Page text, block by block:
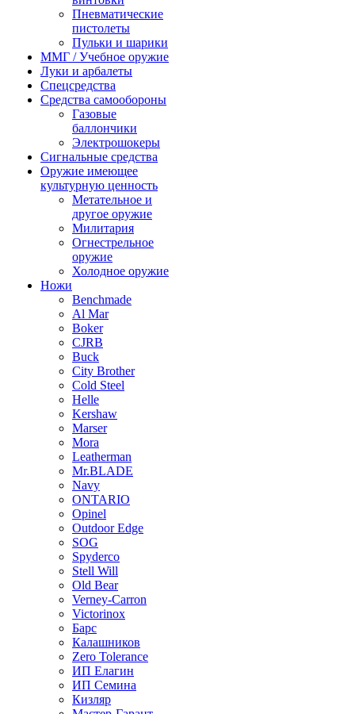
Пневматические
пистолеты
Пульки и шарики
ММГ / Учебное оружие
Луки и арбалеты
Спецсредства
Средства самообороны
Газовые
баллончики
Электрошокеры
Сигнальные средства
Оружие имеющее
культурную ценность
Метательное и
другое оружие
Милитария
Огнестрельное
оружие
Холодное оружие
Ножи
Benchmade
Al Mar
Boker
CJRB
Buck
City Brother
Cold Steel
Helle
Kershaw
Marser
Mora
Leatherman
Mr.BLADE
Navy
ONTARIO
Opinel
Outdoor Edge
SOG
Spyderco
Stell Will
Old Bear
Verney-Carron
Victorinox
Барс
Калашников
Zero Tolerance
ИП Елагин
ИП Семина
Кизляр